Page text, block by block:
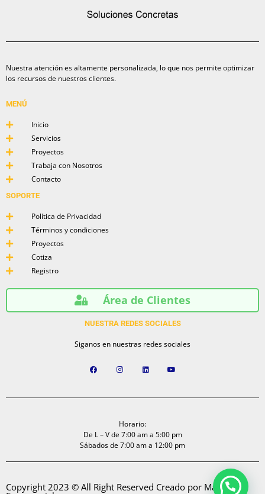
Nuestra atención es altamente personalizada, lo que nos permite optimizar
los recursos de nuestros clientes.
MENÚ
Inicio
Servicios
Proyectos
Trabaja con Nosotros
Contacto
SOPORTE
Política de Privacidad
Términos y condiciones
Proyectos
Cotiza
Registro
Área de Clientes
NUESTRA REDES SOCIALES
Siganos en nuestras redes sociales
Horario:
De L – V de 7:00 am a 5:00 pm
Sábados de 7:00 am a 12:00 pm
Copyright 2023 © All Right Reserved Creado por Marketing